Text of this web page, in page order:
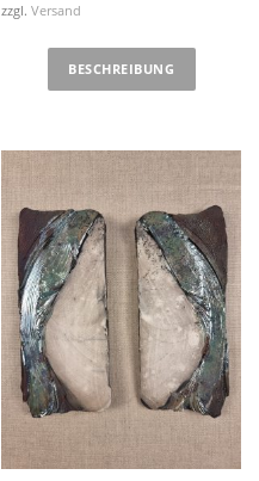
zzgl.Versand
BESCHREIBUNG